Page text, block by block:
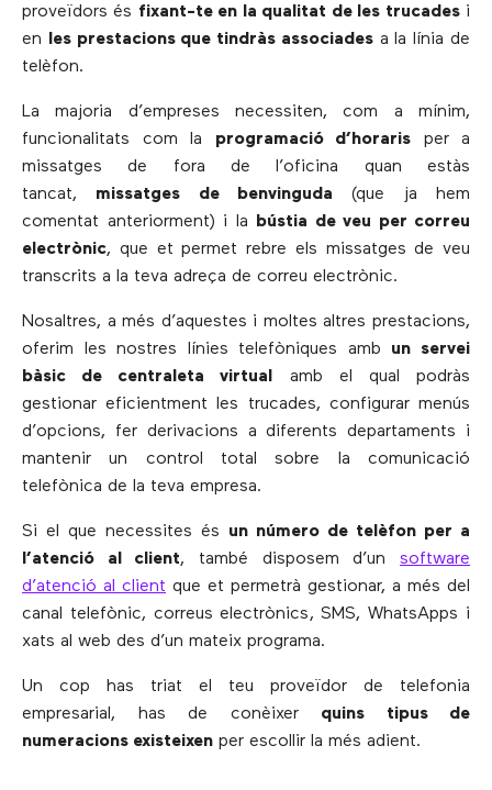
proveïdors és fixant-te en la qualitat de les trucadesi
en
les prestacions que tindràs associadesa la línia de
telèfon.
La majoria d’empreses necessiten, com a mínim,
funcionalitats com la programació d’horaris per a
missatges de fora de l’oficina quan estàs
tancat, missatges de benvinguda (que ja hem
comentat anteriorment) i la
bústia de veu per correu
electrònic, que et permet rebre els missatges de veu
transcrits a la teva adreça de correu electrònic.
Nosaltres, a més d’aquestes i moltes altres prestacions,
oferim les nostres línies telefòniques amb un servei
bàsic de centraleta virtual
amb el qual podràs
gestionar eficientment les trucades, configurar menús
d’opcions, fer derivacions a diferents departaments i
mantenir un control total sobre la comunicació
telefònica de la teva empresa.
Si el que necessites és un número de telèfon per a
l’atenció al client, també disposem d’unsoftware
d’atenció al client que et permetrà gestionar, a més del
canal telefònic, correus electrònics, SMS, WhatsApps i
xats al web des d’un mateix programa.
Un cop has triat el teu proveïdor de telefonia
empresarial, has de conèixer quins tipus de
numeracions existeixen per escollir la més adient.